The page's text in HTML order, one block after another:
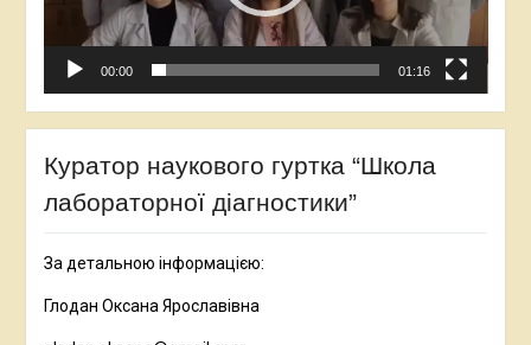
00:00 01:16
Куратор наукового гуртка “Школа
лабораторної діагностики”
За детальною інформацією:
Глодан Оксана Ярославівна